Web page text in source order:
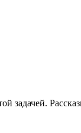
задачей.